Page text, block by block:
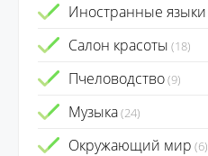
Иностранные языки
Салон красоты (18)
Пчеловодство(9)
Музыка(24)
Окружающий мир (6)